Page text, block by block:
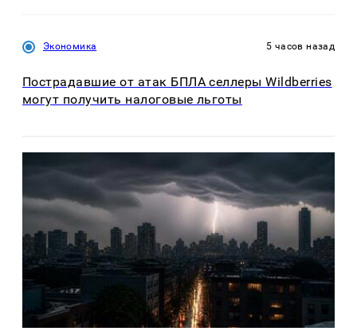
Экономика 5 часов назад
Пострадавшие от атак БПЛА селлеры Wildberries
могут получить налоговые льготы